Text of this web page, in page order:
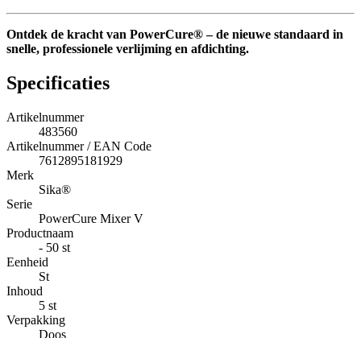
Ontdek de kracht van PowerCure® – de nieuwe standaard in
snelle, professionele verlijming en afdichting.
Specificaties
Artikelnummer
483560
Artikelnummer / EAN Code
7612895181929
Merk
Sika®
Serie
PowerCure Mixer V
Productnaam
- 50 st
Eenheid
St
Inhoud
5 st
Verpakking
Doos